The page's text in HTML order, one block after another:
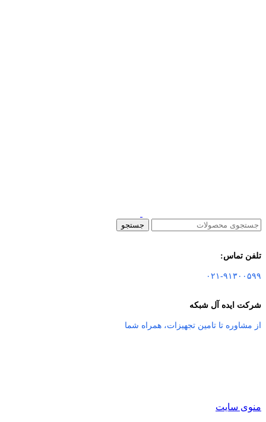
جستجو
تلفن تماس:
۰۲۱-۹۱۳۰۰۵۹۹
شرکت ایده آل شبکه
از مشاوره تا تامین تجهیزات، همراه شما
منوی سایت